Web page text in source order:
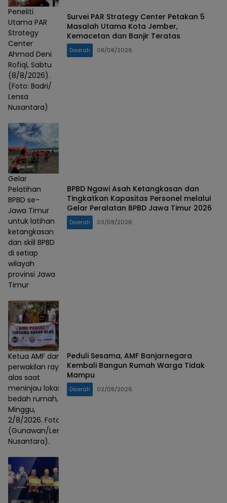
Peneliti
Utama PAR
Strategy
Center
Ahmad Deni
Rofiqi, Sabtu
(8/8/2026).
(Foto: Badri/
Lensa
Nusantara)
Survei PAR Strategy Center Petakan 5
Masalah Utama Kota Jember,
Kemacetan dan Banjir Teratas
Daerah 08/08/2026
Gelar
Pelatihan
BPBD se-
Jawa Timur
untuk latihan
ketangkasan
dan skill BPBD
di setiap
wilayah
provinsi Jawa
Timur
BPBD Ngawi Asah Ketangkasan dan
Tingkatkan Kapasitas Personel melalui
Gelar Peralatan BPBD Jawa Timur 2026
Daerah 03/08/2026
Ketua AMF dan
perwakilan rayap
alas saat
meninjau lokasi
bedah rumah,
Minggu,
2/8/2026. Foto :
(Gunawan/Lensa
Nusantara).
Peduli Sesama, AMF Banjarnegara
Kembali Bangun Rumah Warga Tidak
Mampu
Daerah 02/08/2026